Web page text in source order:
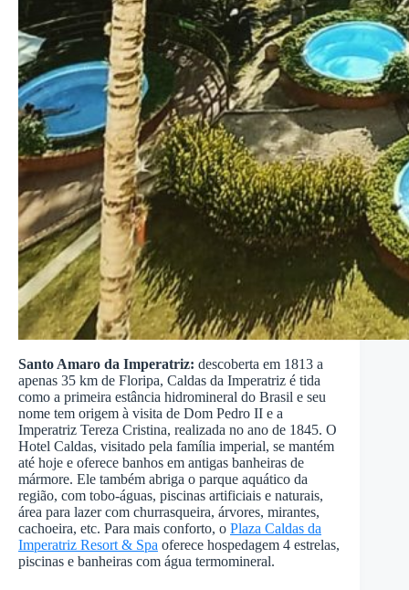
Santo Amaro da Imperatriz: descoberta em 1813 a
apenas 35 km de Floripa, Caldas da Imperatriz é tida
como a primeira estância hidromineral do Brasil e seu
nome tem origem à visita de Dom Pedro II e a
Imperatriz Tereza Cristina, realizada no ano de 1845. O
Hotel Caldas, visitado pela família imperial, se mantém
até hoje e oferece banhos em antigas banheiras de
mármore. Ele também abriga o parque aquático da
região, com tobo-águas, piscinas artificiais e naturais,
área para lazer com churrasqueira, árvores, mirantes,
cachoeira, etc. Para mais conforto, o Plaza Caldas da
Imperatriz Resort & Spa oferece hospedagem 4 estrelas,
piscinas e banheiras com água termomineral.